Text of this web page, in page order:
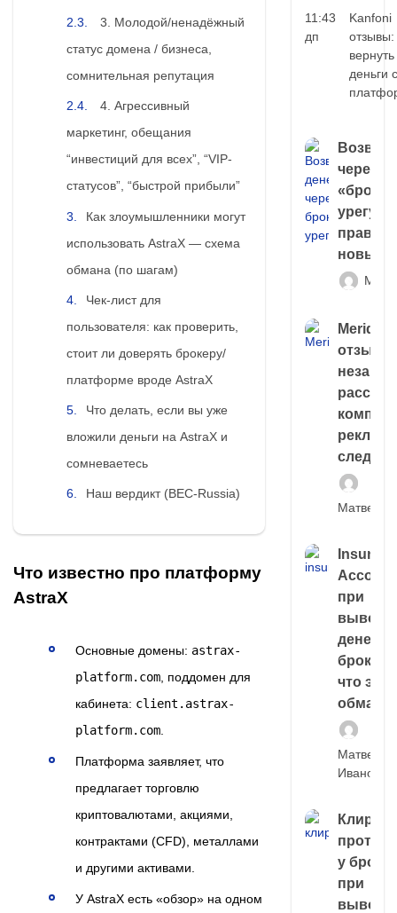
3. Молодой/ненадёжный
статус домена / бизнеса,
сомнительная репутация
4. Агрессивный
маркетинг, обещания
“инвестиций для всех”, “VIP-
статусов”, “быстрой прибыли”
Как злоумышленники могут
использовать AstraX — схема
обмана (по шагам)
Чек-лист для
пользователя: как проверить,
стоит ли доверять брокеру/
платформе вроде AstraX
Что делать, если вы уже
вложили деньги на AstraX и
сомневаетесь
Наш вердикт (BEC-Russia)
Что известно про платформу
AstraX
Основные домены: astrax-
platform.com, поддомен для
кабинета: client.astrax-
platform.com.
Платформа заявляет, что
предлагает торговлю
криптовалютами, акциями,
контрактами (CFD), металлами
и другими активами.
У AstraX есть «обзор» на одном
11:43
дп
Kanfoni
отзывы:
вернуть
деньги с
через
правда
новый
следа
Матвей
Account
при
выводе
денег у
что это,
обман?
Матвей
Иванов
Клиринг
у
при
выводе